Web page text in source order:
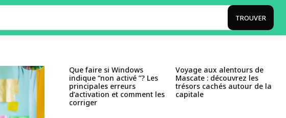
TROUVER
Que faire si Windows
indique “non activé ”? Les
principales erreurs
d’activation et comment les
corriger
Voyage aux alentours de
Mascate : découvrez les
trésors cachés autour de la
capitale